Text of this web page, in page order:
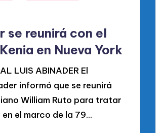
se reunirá con el
en Nueva York
LUIS ABINADER El
informó que se reunirá
William Ruto para tratar
el marco de la 79…